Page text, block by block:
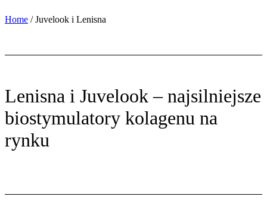
Home /Juvelook i Lenisna
Lenisna i Juvelook – najsilniejsze
biostymulatory kolagenu na
rynku